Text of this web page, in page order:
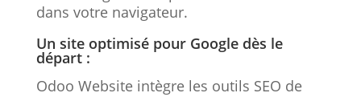
dans votre navigateur.
Un site optimisé pour Google dès le
départ :
Odoo Website intègre les outils SEO de